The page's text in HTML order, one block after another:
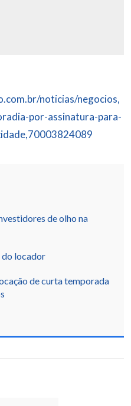
noticias/negocios,
por-assinatura-para-
de olho na
do locador
de curta temporada